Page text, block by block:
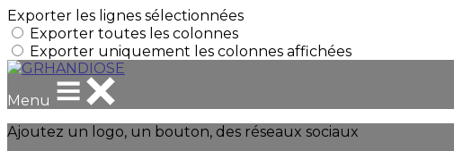
Exporter les lignes sélectionnées
Exporter toutes les colonnes
Exporter uniquement les colonnes affichées
Menu
Ajoutez un logo, un bouton, des réseaux sociaux